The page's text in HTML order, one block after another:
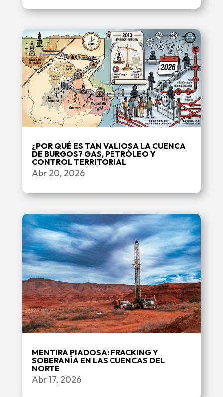
¿POR QUÉ ES TAN VALIOSA LA CUENCA
DE BURGOS? GAS, PETRÓLEO Y
CONTROL TERRITORIAL
Abr 20, 2026
MENTIRA PIADOSA: FRACKING Y
SOBERANÍA EN LAS CUENCAS DEL
NORTE
Abr 17, 2026